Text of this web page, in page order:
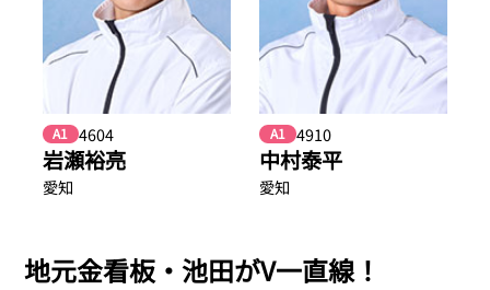
A1 4604
岩瀬裕亮
愛知
A1 4910
中村泰平
愛知
地元金看板・池田がV一直線！